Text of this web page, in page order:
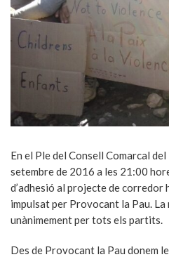
En el Ple del Consell Comarcal
setembre de 2016 a les 21:00
d’adhesió al projecte de
impulsat per Provocant la Pau.
unànimement per tots els partits.
Des de Provocant la Pau donem